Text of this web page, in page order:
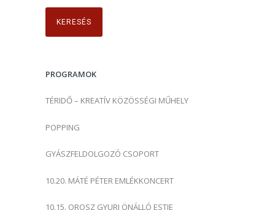
r
s
:PROGRAMOK
TÉRIDŐ – KREATÍV KÖZÖSSÉGI MŰHELY
POPPING
GYÁSZFELDOLGOZÓ CSOPORT
10.20. MÁTÉ PÉTER EMLÉKKONCERT
10.15. OROSZ GYURI ÖNÁLLÓ ESTJE